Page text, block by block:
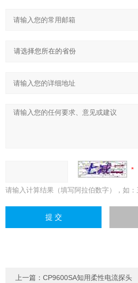
请输入计算结果（填写阿拉伯数字），如：
上一篇：CP9600SA知用柔性电流探头